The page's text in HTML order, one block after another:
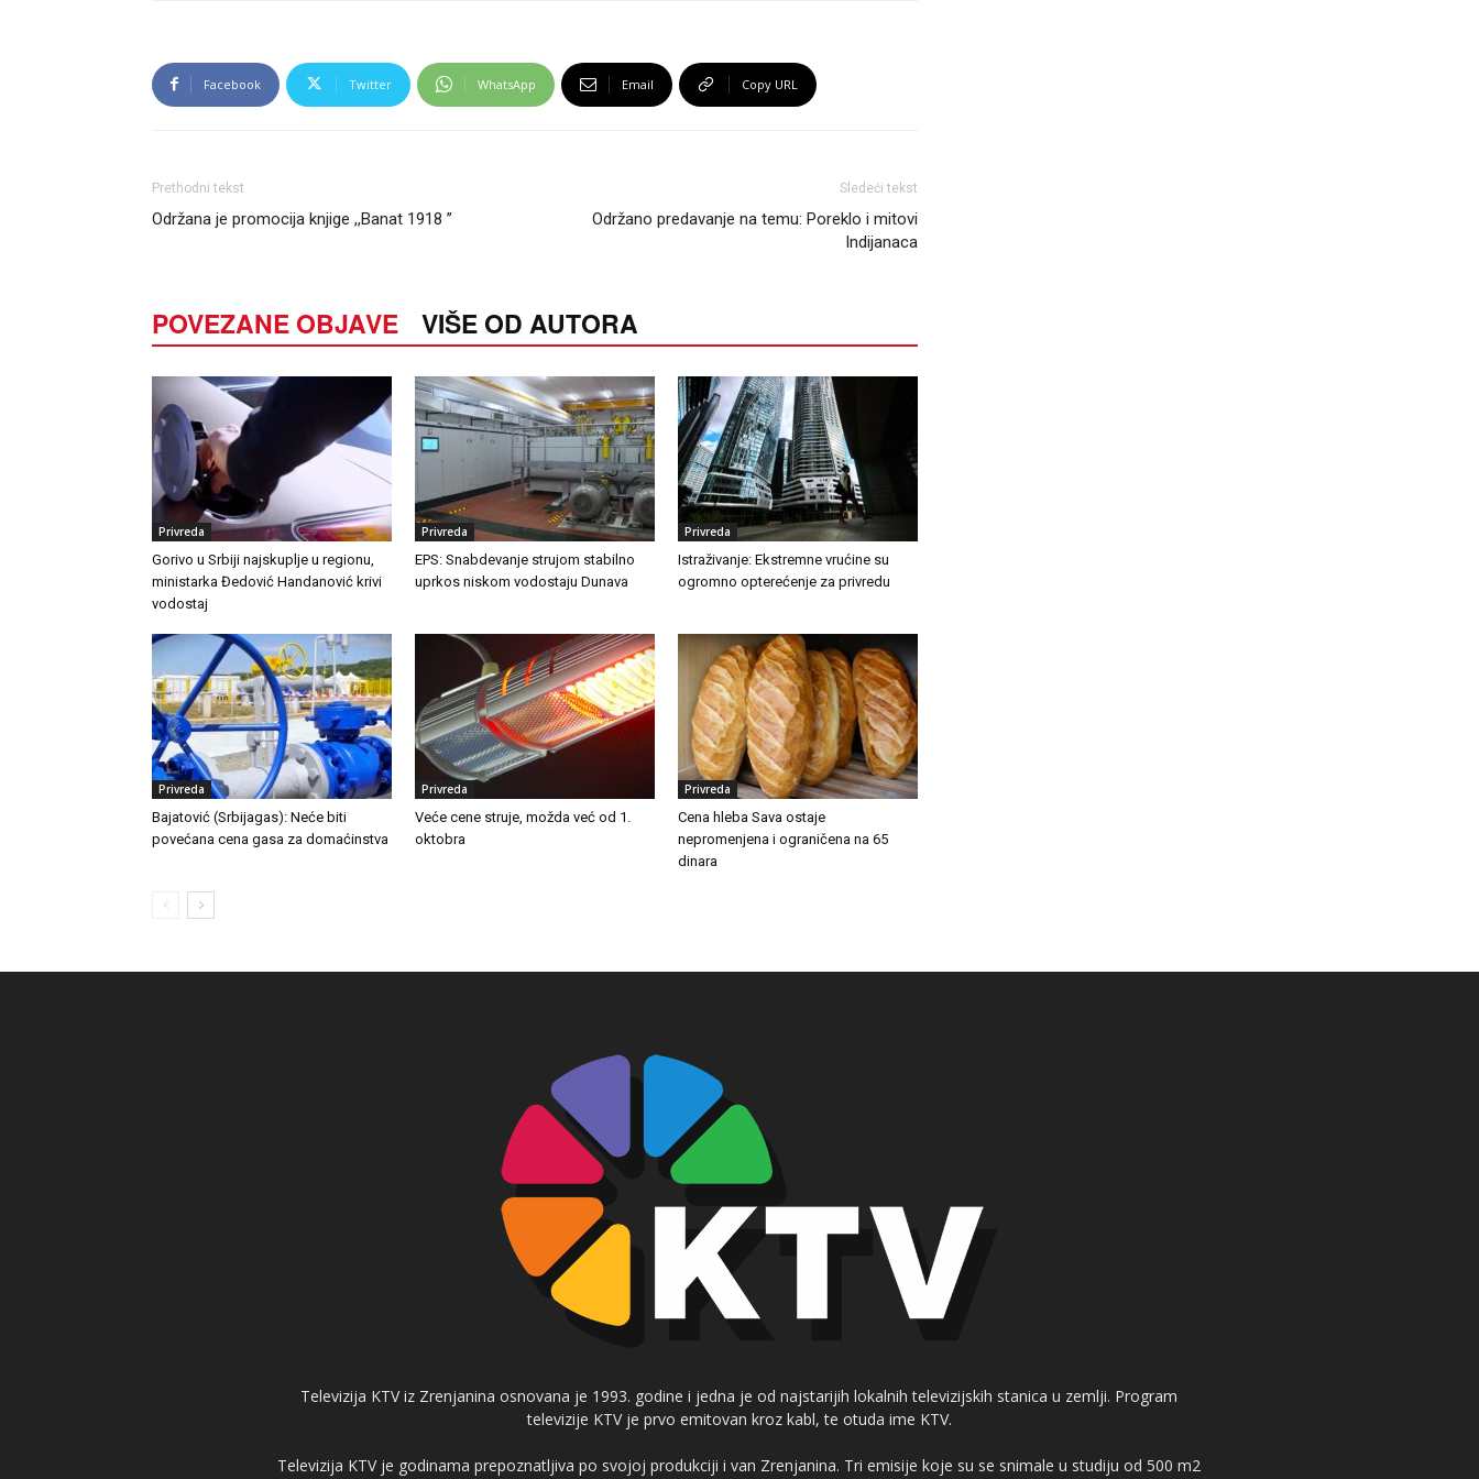
Facebook Twitter WhatsApp Email Copy URL
Prethodni tekst
Održana je promocija knjige ,,Banat 1918 ’’
Sledeći tekst
Održano predavanje na temu: Poreklo i mitovi
Indijanaca
POVEZANE OBJAVE VIŠE OD AUTORA
Privreda
Gorivo u Srbiji najskuplje u regionu,
ministarka Đedović Handanović krivi
vodostaj
Privreda
EPS: Snabdevanje strujom stabilno
uprkos niskom vodostaju Dunava
Privreda
Istraživanje: Ekstremne vrućine su
ogromno opterećenje za privredu
Privreda
Bajatović (Srbijagas): Neće biti
povećana cena gasa za domaćinstva
Privreda
Veće cene struje, možda već od 1.
oktobra
Privreda
Cena hleba Sava ostaje
nepromenjena i ograničena na 65
dinara
Televizija KTV iz Zrenjanina osnovana je 1993. godine i jedna je od najstarijih lokalnih televizijskih stanica u zemlji. Program
televizije KTV je prvo emitovan kroz kabl, te otuda ime KTV.
Televizija KTV je godinama prepoznatljiva po svojoj produkciji i van Zrenjanina. Tri emisije koje su se snimale u studiju od 500 m2